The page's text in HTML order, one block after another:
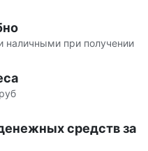
наличными при получении
средств за